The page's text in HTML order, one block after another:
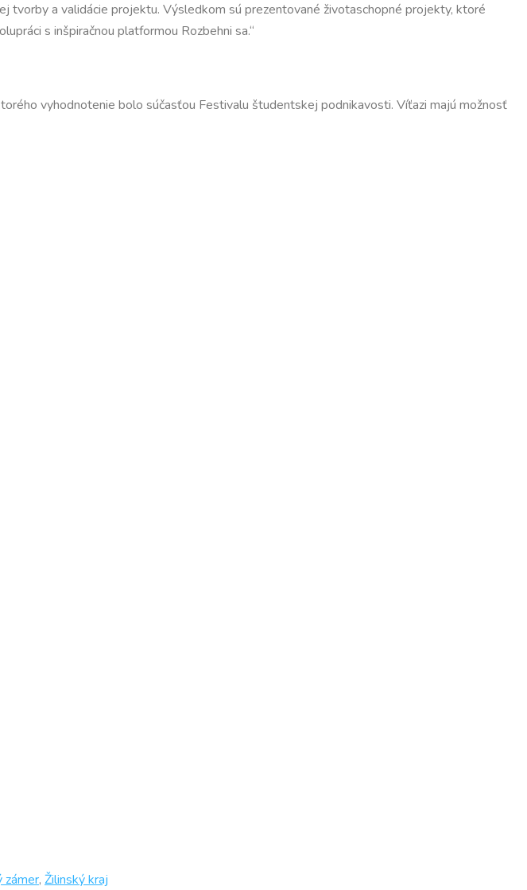
a validácie projektu. Výsledkom sú prezentované životaschopné projekty, ktoré
s inšpiračnou platformou Rozbehni sa.“
vyhodnotenie bolo súčasťou Festivalu študentskej podnikavosti. Víťazi majú možnosť
zámer, Žilinský kraj